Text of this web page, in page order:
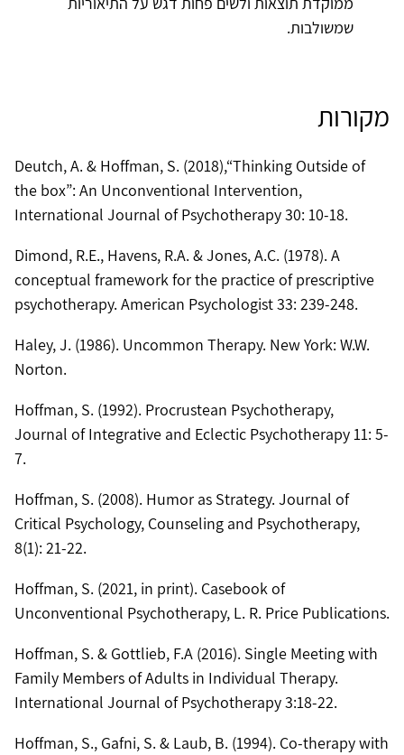
שמשולבות.
מקורות
Deutch, A. & Hoffman, S. (2018),“Thinking Outside of
the box”: An Unconventional Intervention,
International Journal of Psychotherapy 30: 10-18.
Dimond, R.E., Havens, R.A. & Jones, A.C. (1978). A
conceptual framework for the practice of prescriptive
psychotherapy. American Psychologist 33: 239-248.
Haley, J. (1986). Uncommon Therapy. New York: W.W.
Norton.
Hoffman, S. (1992). Procrustean Psychotherapy,
Journal of Integrative and Eclectic Psychotherapy 11: 5-
7.
Hoffman, S. (2008). Humor as Strategy. Journal of
Critical Psychology, Counseling and Psychotherapy,
8(1): 21-22.
Hoffman, S. (2021, in print). Casebook of
Unconventional Psychotherapy, L. R. Price Publications.
Hoffman, S. & Gottlieb, F.A (2016). Single Meeting with
Family Members of Adults in Individual Therapy.
International Journal of Psychotherapy 3:18-22.
Hoffman, S., Gafni, S. & Laub, B. (1994). Co-therapy with